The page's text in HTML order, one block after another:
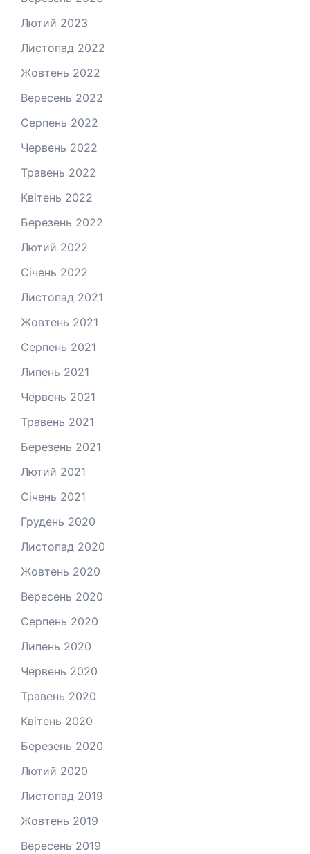
Лютий 2023
Листопад 2022
Жовтень 2022
Вересень 2022
Серпень 2022
Червень 2022
Травень 2022
Квітень 2022
Березень 2022
Лютий 2022
Січень 2022
Листопад 2021
Жовтень 2021
Серпень 2021
Липень 2021
Червень 2021
Травень 2021
Березень 2021
Лютий 2021
Січень 2021
Грудень 2020
Листопад 2020
Жовтень 2020
Вересень 2020
Серпень 2020
Липень 2020
Червень 2020
Травень 2020
Квітень 2020
Березень 2020
Лютий 2020
Листопад 2019
Жовтень 2019
Вересень 2019